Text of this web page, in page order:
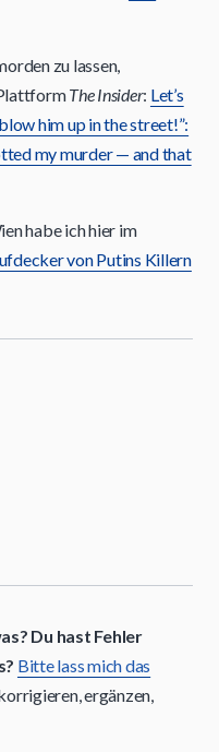
zu lassen,
The Insider: Let’s
him up in the street!”:
my murder — and that
habe ich hier im
von Putins Killern
Du hast Fehler
Bitte lass mich das
ergänzen,